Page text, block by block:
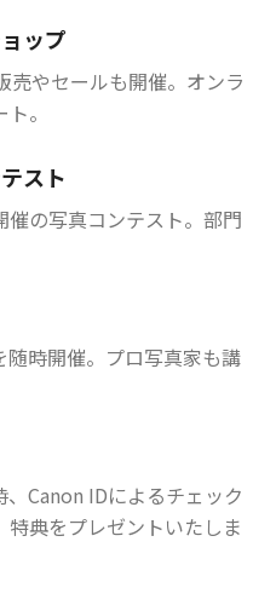
ップ
売やセールも開催。オンラ
。
スト
の写真コンテスト。部門
時開催。プロ写真家も講
Canon IDによるチェック
典をプレゼントいたしま